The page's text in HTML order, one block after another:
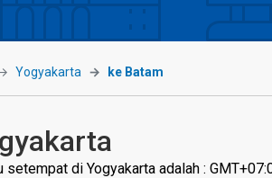
Yogyakarta ke Batam
setempat di Yogyakarta adalah :